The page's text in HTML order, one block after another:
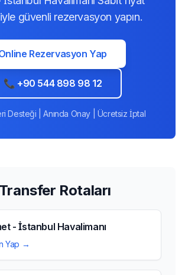
güvenli rezervasyon yapın.
Rezervasyon Yap
📞 +90 544 898 98 12
Desteği | Anında Onay | Ücretsiz İptal
Rotaları
- İstanbul Havalimanı
Yap →